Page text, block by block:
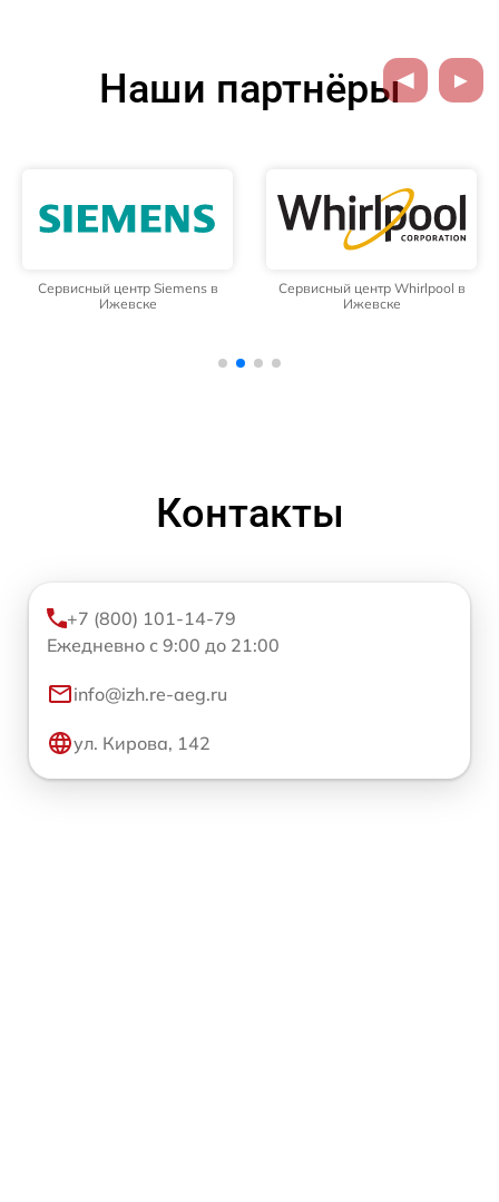
Наши партнёры
Сервисный центр Siemens в
Ижевске
Сервисный центр Whirlpool в
Ижевске
Контакты
+7 (800) 101-14-79
Ежедневно с 9:00 до 21:00
info@izh.re-aeg.ru
ул. Кирова, 142